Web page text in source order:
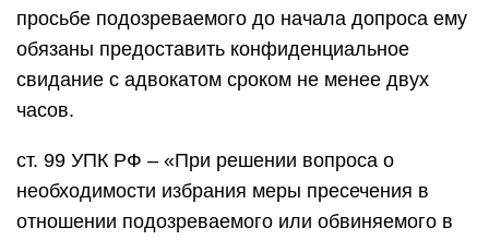
просьбе подозреваемого до начала допроса ему
обязаны предоставить конфиденциальное
свидание с адвокатом сроком не менее двух
часов.
ст. 99 УПК РФ – «При решении вопроса о
необходимости избрания меры пресечения в
отношении подозреваемого или обвиняемого в